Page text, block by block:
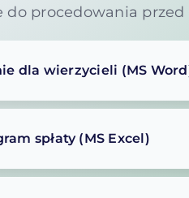
procedowania przed
dla wierzycieli (MS
spłaty (MS Excel)